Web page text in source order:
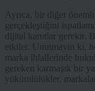
Ayrıca, bir diğer
gerçekleştiğini
dijital kanıtlar gerekir.
etkiler. Unutmayın ki,
marka ihlallerinde
gereken karmaşık bir
yükümlülükler,